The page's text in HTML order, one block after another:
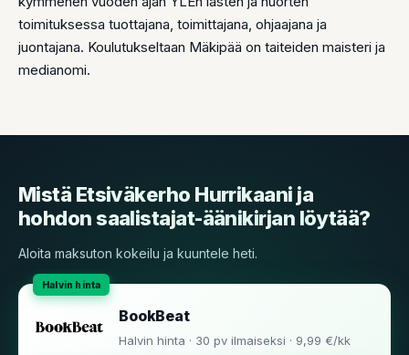
toimituksessa tuottajana, toimittajana, ohjaajana ja
juontajana. Koulutukseltaan Mäkipää on taiteiden maisteri ja
medianomi.
Mistä Etsiväkerho Hurrikaani ja
hohdon saalistajat-äänikirjan löytää?
Aloita maksuton kokeilu ja kuuntele heti.
BookBeat
Halvin hinta · 30 pv ilmaiseksi · 9,99 €/kk